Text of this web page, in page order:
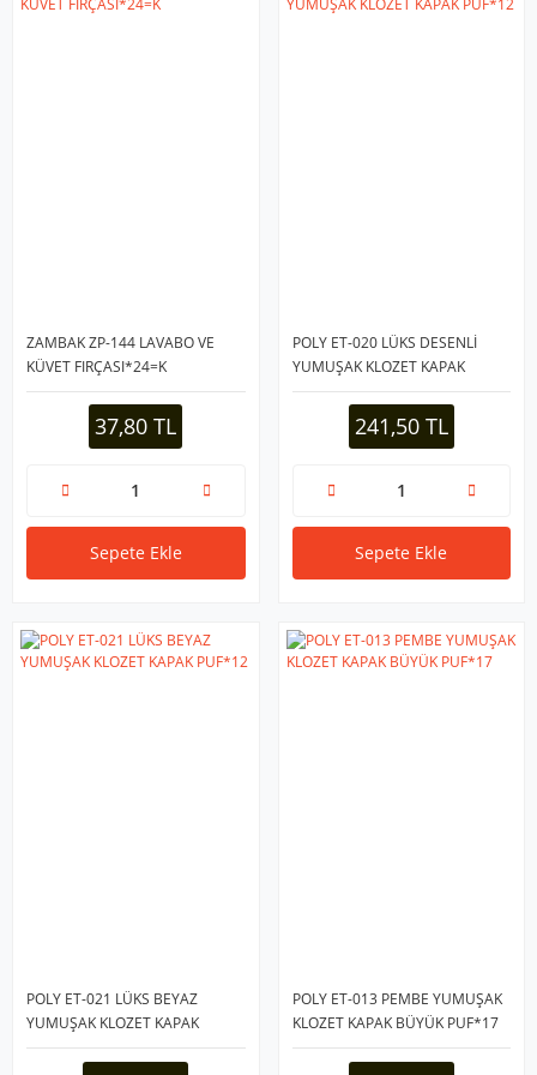
ZAMBAK ZP-144 LAVABO VE
KÜVET FIRÇASI*24=K
37,80 TL
Sepete Ekle
POLY ET-020 LÜKS DESENLİ
YUMUŞAK KLOZET KAPAK
PUF*12
241,50 TL
Sepete Ekle
POLY ET-021 LÜKS BEYAZ
YUMUŞAK KLOZET KAPAK
PUF*12
POLY ET-013 PEMBE YUMUŞAK
KLOZET KAPAK BÜYÜK PUF*17